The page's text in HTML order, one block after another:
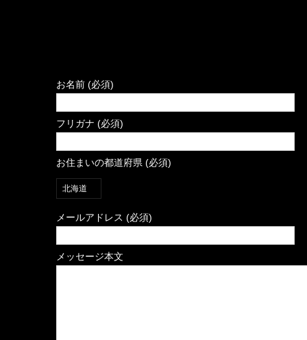
お名前 (必須)
フリガナ (必須)
お住まいの都道府県 (必須)
メールアドレス (必須)
メッセージ本文